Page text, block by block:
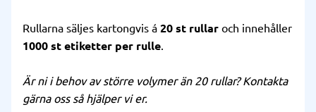
Rullarna säljes kartongvis á 20 st rullar och innehåller
1000 st etiketter per rulle.
Är ni i behov av större volymer än 20 rullar? Kontakta
gärna oss så hjälper vi er.